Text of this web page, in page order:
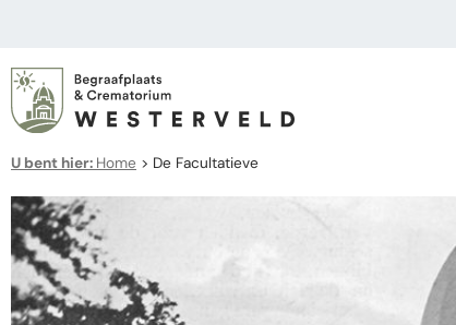
U bent hier: Home > De Facultatieve